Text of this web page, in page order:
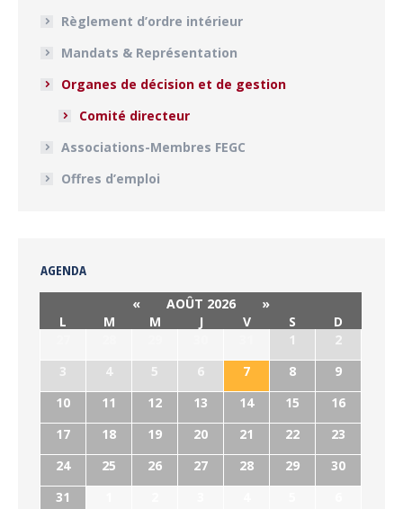
Règlement d’ordre intérieur
Mandats & Représentation
Organes de décision et de gestion
Comité directeur
Associations-Membres FEGC
Offres d’emploi
AGENDA
« AOÛT 2026
»
L
M M J V S
D
1
2
3
4 5 6 7 8
9
10
11 12 13 14 15
16
17
18 19 20 21 22
23
24
25 26 27 28 29
30
31